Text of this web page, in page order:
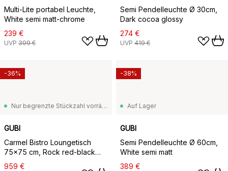
Multi-Lite portabel Leuchte,
White semi matt-chrome
239 €
UVP 399 €
Semi Pendelleuchte Ø 30cm,
Dark cocoa glossy
274 €
UVP 419 €
Nur begrenzte Stückzahl vorrätig
GUBI
Carmel Bistro Loungetisch
75x75 cm, Rock red-black
semi matt.
959 €
-36%
Auf Lager
GUBI
Semi Pendelleuchte Ø 60cm,
White semi matt
389 €
-38%